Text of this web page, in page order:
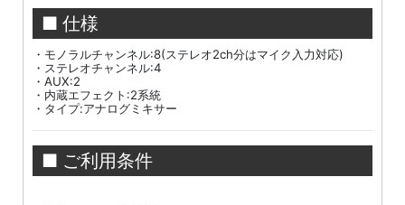
■ 仕様
・モノラルチャンネル:8(ステレオ2ch分はマイク入力対応)
・ステレオチャンネル:4
・AUX:2
・内蔵エフェクト:2系統
・タイプ:アナログミキサー
■ ご利用条件